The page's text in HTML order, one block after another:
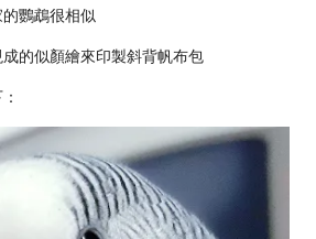
鸚鵡很相似
的似顏繪來印製斜背帆布包